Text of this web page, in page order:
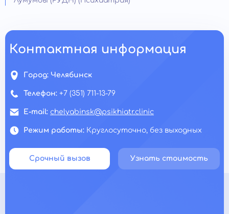
Контактная информация
Город: Челябинск
Телефон: +7 (351) 711-13-79
E-mail: chelyabinsk@psikhiatr.clinic
Режим работы: Круглосуточно, без выходных
Срочный вызов Узнать стоимость